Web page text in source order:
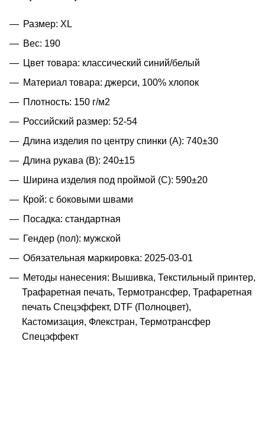
Размер: XL
Вес: 190
Цвет товара: классический синий/белый
Материал товара: джерси, 100% хлопок
Плотность: 150 г/м2
Российский размер: 52-54
Длина изделия по центру спинки (A): 740±30
Длина рукава (B): 240±15
Ширина изделия под проймой (С): 590±20
Крой: с боковыми швами
Посадка: стандартная
Гендер (пол): мужской
Обязательная маркировка: 2025-03-01
Методы нанесения: Вышивка, Текстильный принтер,
Трафаретная печать, Термотрансфер, Трафаретная
печать Спецэффект, DTF (Полноцвет),
Кастомизация, Флекстран, Термотрансфер
Спецэффект